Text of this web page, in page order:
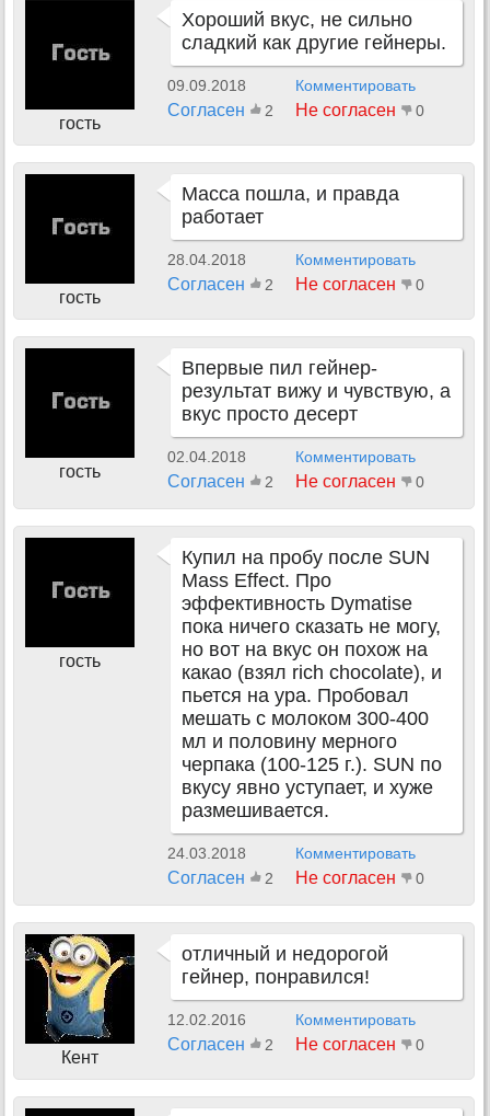
гость
Хороший вкус, не сильно
сладкий как другие гейнеры.
09.09.2018 Комментировать
Согласен 2 Не согласен 0
гость
Масса пошла, и правда
работает
28.04.2018 Комментировать
Согласен 2 Не согласен 0
гость
Впервые пил гейнер-
результат вижу и чувствую, а
вкус просто десерт
02.04.2018 Комментировать
Согласен 2 Не согласен 0
гость
Купил на пробу после SUN
Mass Effect. Про
эффективность Dymatise
пока ничего сказать не могу,
но вот на вкус он похож на
какао (взял rich chocolate), и
пьется на ура. Пробовал
мешать с молоком 300-400
мл и половину мерного
черпака (100-125 г.). SUN по
вкусу явно уступает, и хуже
размешивается.
24.03.2018 Комментировать
Согласен 2 Не согласен 0
Кент
отличный и недорогой
гейнер, понравился!
12.02.2016 Комментировать
Согласен 2 Не согласен 0